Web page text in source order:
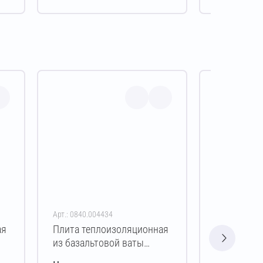
Арт.: 0840.004434
Плита теплоизоляционная
из базальтовой ваты
из